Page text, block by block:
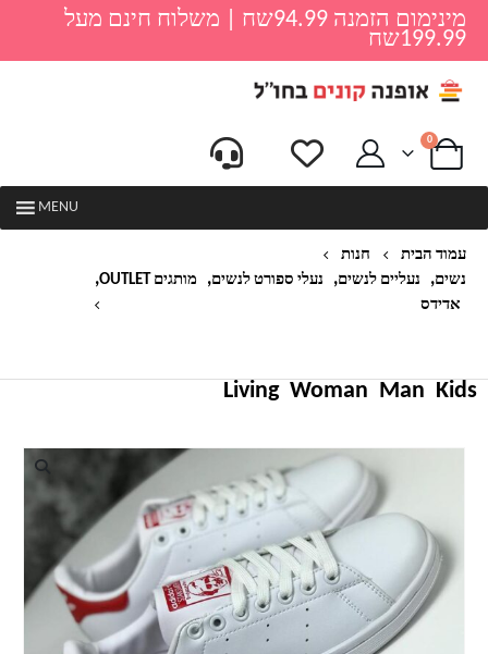
מינימום הזמנה 94.99שח | משלוח חינם מעל
199.99שח
0
MENU
עמוד הבית
חנות
נשים, נעליים לנשים, נעלי ספורט לנשים, מותגים OUTLET ,
אדידס
Kids
Man
Woman
Living